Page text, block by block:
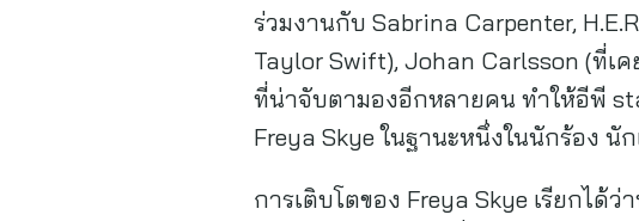
ร่วมงานกับ Sabrina Carpenter,
Taylor Swift), Johan Carlsson (ที่เ
ที่น่าจับตามองอีกหลายคน ทำให้อีพี
Freya Skye ในฐานะหนึ่งในนักร้อง
การเติบโตของ Freya Skye เรียกได้